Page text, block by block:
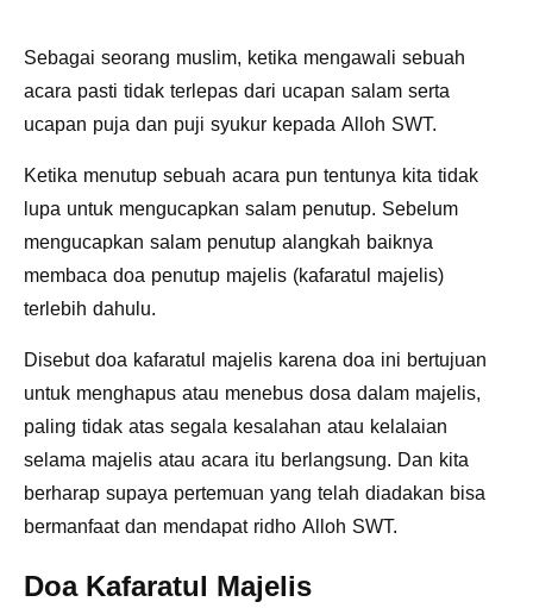
Sebagai seorang muslim, ketika mengawali sebuah
acara pasti tidak terlepas dari ucapan salam serta
ucapan puja dan puji syukur kepada Alloh SWT.
Ketika menutup sebuah acara pun tentunya kita tidak
lupa untuk mengucapkan salam penutup. Sebelum
mengucapkan salam penutup alangkah baiknya
membaca doa penutup majelis (kafaratul majelis)
terlebih dahulu.
Disebut doa kafaratul majelis karena doa ini bertujuan
untuk menghapus atau menebus dosa dalam majelis,
paling tidak atas segala kesalahan atau kelalaian
selama majelis atau acara itu berlangsung. Dan kita
berharap supaya pertemuan yang telah diadakan bisa
bermanfaat dan mendapat ridho Alloh SWT.
Doa Kafaratul Majelis